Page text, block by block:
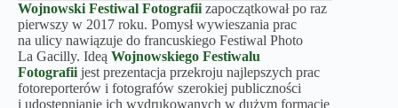
Wojnowski Festiwal Fotografii zapoczątkował po raz
pierwszy w 2017 roku. Pomysł wywieszania prac
na ulicy nawiązuje do francuskiego Festiwal Photo
La Gacilly. Ideą Wojnowskiego Festiwalu
Fotografii jest prezentacja przekroju najlepszych prac
fotoreporterów i fotografów szerokiej publiczności
i udostępnianie ich wydrukowanych w dużym formacie